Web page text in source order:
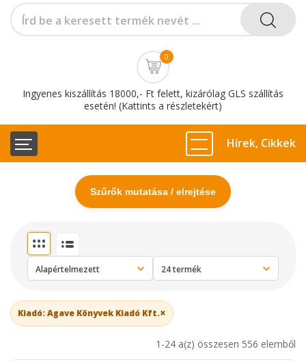
0
Ingyenes kiszállítás 18000,- Ft felett, kizárólag GLS szállítás
esetén! (Kattints a részletekért)
Hírek, Cikkek
Szűrők mutatása / elrejtése
Kiadó: Agave Könyvek Kiadó Kft.×
1-24 a(z) összesen 556 elemből